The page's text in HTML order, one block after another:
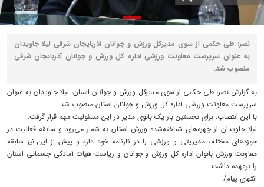
نصر: طی حکمی از سوی مدیرکل ورزش و جوانان آذربایجان شرقی لیلا جاویدان
به عنوان سرپرست معاونت ورزشی اداره کل ورزش و جوانان آذربایجان شرقی
منصوب شد.
به گزارش نصر، طی حکمی از سوی مدیرکل ورزش و جوانان استان، لیلا جاویدان به عنوان
سرپرست معاونت ورزشی اداره کل ورزش و جوانان استان منصوب شد.
با این انتصاب، برای نخستین بار یک بانوی مدیر در این مسئولیت مهم قرار گرفت.
لیلا جاویدان از چهره‌های شناخته‌شده ورزش استان به شمار می‌رود و سابقه فعالیت در
حوزه‌های مختلف مدیریتی و ورزشی را در کارنامه خود دارد و پیش از این نیز سابقه
معاونت ورزش بانوان اداره کل ورزش و جوانان و ریاست هیات آمادگی جسمانی استان
را برعهده داشت.
انتهای پیام/